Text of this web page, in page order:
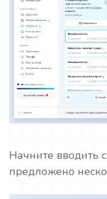
Начните вводить
предложено